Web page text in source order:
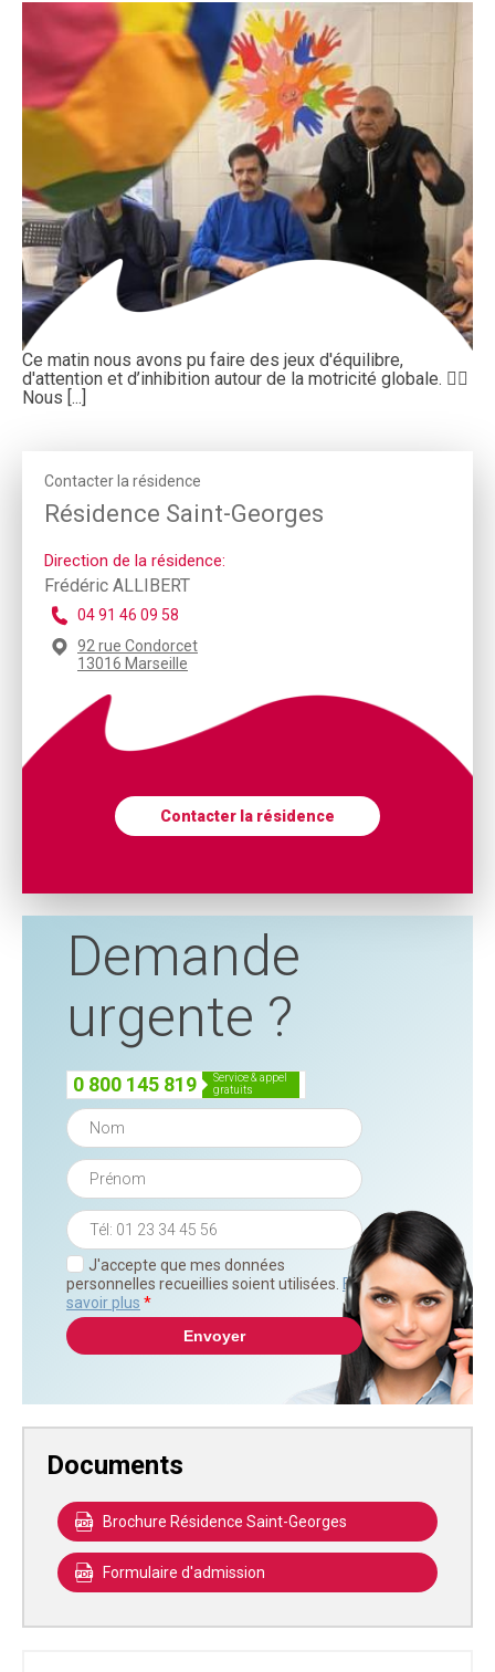
Ce matin nous avons pu faire des jeux d'équilibre,
d'attention et d’inhibition autour de la motricité globale. 🤾‍♂️
Nous [...]
Contacter la résidence
Résidence Saint-Georges
Direction de la résidence:
Frédéric ALLIBERT
04 91 46 09 58
92 rue Condorcet
13016 Marseille
Contacter la résidence
Demande
urgente ?
0 800 145 819
service & appel
gratuits
J'accepte que mes données
personnelles recueillies soient utilisées. En
savoir plus *
Documents
Brochure Résidence Saint-Georges
Formulaire d'admission